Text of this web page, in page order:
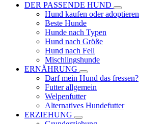
DER PASSENDE HUND
Hund kaufen oder adoptieren
Beste Hunde
Hunde nach Typen
Hund nach Größe
Hund nach Fell
Mischlingshunde
ERNÄHRUNG
Darf mein Hund das fressen?
Futter allgemein
Welpenfutter
Alternatives Hundefutter
ERZIEHUNG